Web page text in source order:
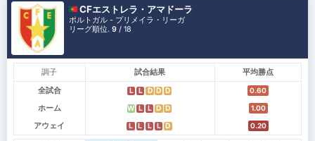
CFエストレラ・アマドーラ
ポルトガル - プリメイラ・リーガ
リーグ順位.9 / 18
調子 試合結果
平均勝点
全試合
L L D D D 0.60
ホーム W L L D D 1.00
アウェイ L L L L D 0.20